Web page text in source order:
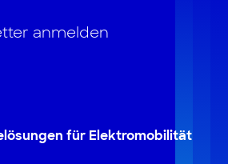
anmelden
für Elektromobilität